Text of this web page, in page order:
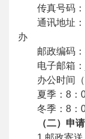
传真号码
通讯地址
办
邮政编码
电子邮箱
办公时间
夏季：8
冬季：8
（二）申